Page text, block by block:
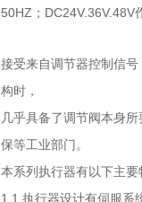
50HZ；DC24V.36V.48V
接受来自调节器控制信
构时，
几乎具备了调节阀本身
保等工业部门。
本系列执行器有以下主要
1.1 执行器设计有伺服